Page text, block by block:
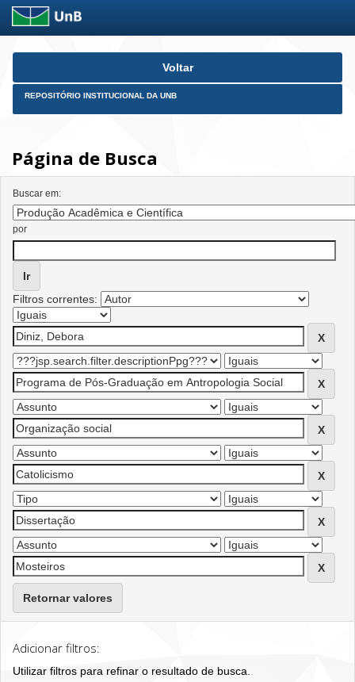
Skip
Voltar
REPOSITÓRIO INSTITUCIONAL DA UNB
Página de Busca
Buscar em:
por
Filtros correntes:
Retornar valores
Adicionar filtros:
Utilizar filtros para refinar o resultado de busca.